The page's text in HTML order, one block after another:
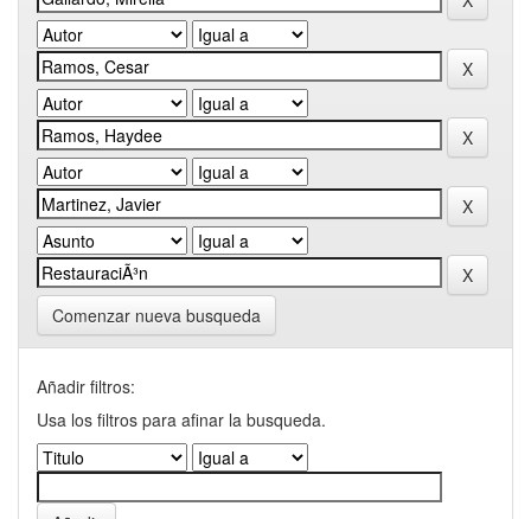
Comenzar nueva busqueda
Añadir filtros:
Usa los filtros para afinar la busqueda.